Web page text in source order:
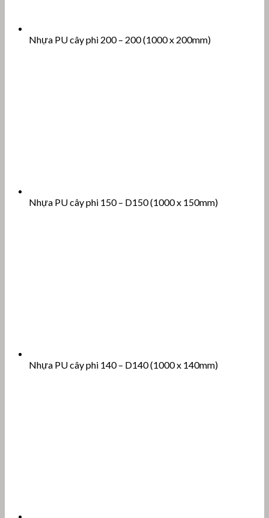
Nhựa PU cây phi 200 – 200 (1000 x 200mm)
Nhựa PU cây phi 150 – D150 (1000 x 150mm)
Nhựa PU cây phi 140 – D140 (1000 x 140mm)